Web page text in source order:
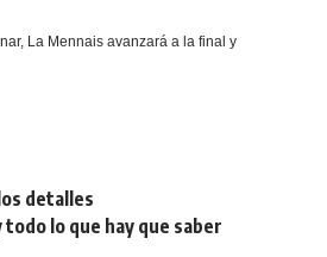
La Mennais avanzará a la final y
detalles
lo que hay que saber